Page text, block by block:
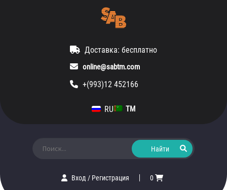
Доставка: бесплатно
online@sabtm.com
+(993)12 452166
RU TM
Вход/ Регистрация 0